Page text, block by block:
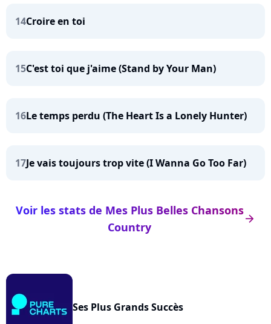
14Croire en toi
15C'est toi que j'aime (Stand by Your Man)
16Le temps perdu (The Heart Is a Lonely Hunter)
17Je vais toujours trop vite (I Wanna Go Too Far)
arrow_right
Voir les stats de Mes Plus Belles Chansons
Country
Ses Plus Grands Succès